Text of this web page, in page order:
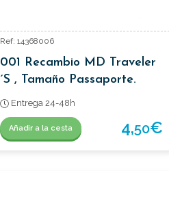
Ref: 14368006
001 Recambio MD Traveler
´s , Tamaño Passaporte.
Entrega 24-48h
Añadir a la cesta 4,50€